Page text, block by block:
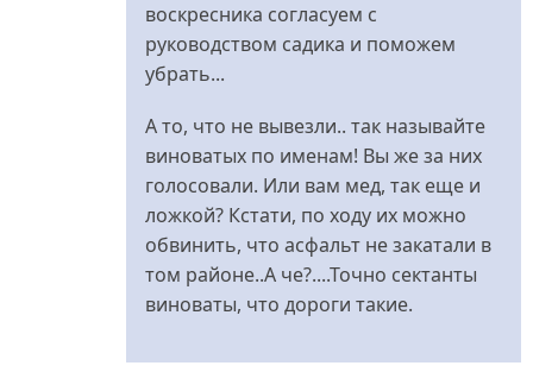
воскресника согласуем с
руководством садика и поможем
убрать...
А то, что не вывезли.. так называйте
виноватых по именам! Вы же за них
голосовали. Или вам мед, так еще и
ложкой? Кстати, по ходу их можно
обвинить, что асфальт не закатали в
том районе..А че?....Точно сектанты
виноваты, что дороги такие.